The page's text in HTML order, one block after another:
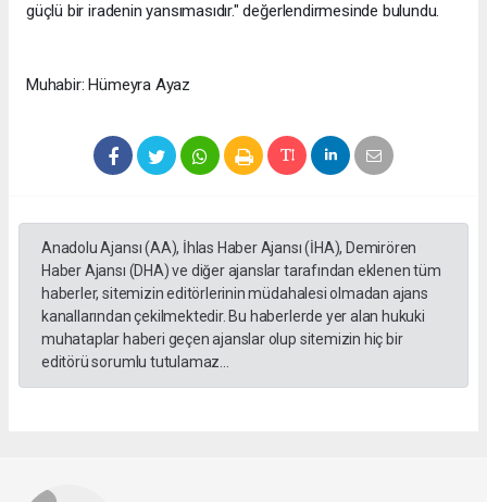
güçlü bir iradenin yansımasıdır." değerlendirmesinde bulundu.​​​​​​​
Muhabir: Hümeyra Ayaz
Anadolu Ajansı (AA), İhlas Haber Ajansı (İHA), Demirören
Haber Ajansı (DHA) ve diğer ajanslar tarafından eklenen tüm
haberler, sitemizin editörlerinin müdahalesi olmadan ajans
kanallarından çekilmektedir. Bu haberlerde yer alan hukuki
muhataplar haberi geçen ajanslar olup sitemizin hiç bir
editörü sorumlu tutulamaz...